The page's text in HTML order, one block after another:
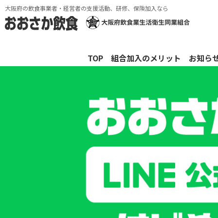
大阪府の飲食事業者・経営者の支援活動、研修、保険加入なら
TOP 組合加入のメリット お知ら